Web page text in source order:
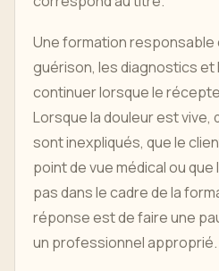
Une formation responsable
guérison, les diagnostics
continuer lorsque le
Lorsque la douleur est vive,
sont inexpliqués, que le
point de vue médical ou
pas dans le cadre de la
réponse est de faire une
un professionnel approprié.